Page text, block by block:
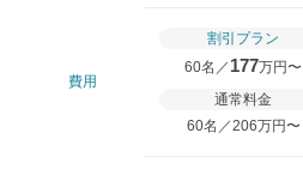
費用
割引プラン
60名／ 177万円〜
通常料金
60名／206万円〜